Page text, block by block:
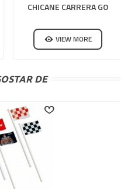
CHICANE CARRERA GO
VIEW MORE
DE